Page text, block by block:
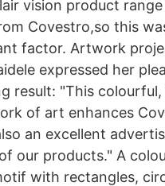
vision product
Covestro,so this
factor. Artwork
expressed her
result: "This
of art enhances
an excellent
our products." A
with rectangles,